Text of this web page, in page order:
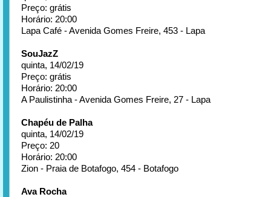
Preço: grátis
Horário: 20:00
Lapa Café - Avenida Gomes Freire, 453 - Lapa
SouJazZ
quinta, 14/02/19
Preço: grátis
Horário: 20:00
A Paulistinha - Avenida Gomes Freire, 27 - Lapa
Chapéu de Palha
quinta, 14/02/19
Preço: 20
Horário: 20:00
Zion - Praia de Botafogo, 454 - Botafogo
Ava Rocha